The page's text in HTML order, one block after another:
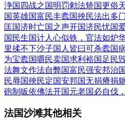
浄国 四战之国明罚勑法矫国更俗
国英雄国富民丰蠹国殃民法出多门
匡国济时亡国之声开国济民忧国
国 民生国计人心似铁，官法如炉
里揉不下沙子国人皆曰可杀蠹国
为宝蠹国嚼民卖国求利 裕国足民
法舞文作法自弊国富民强安邦治国
民辱国殃民定国安邦国无捐瘠捐
砲制 皈依佛法开国元老国必自伐
法国沙滩其他相关